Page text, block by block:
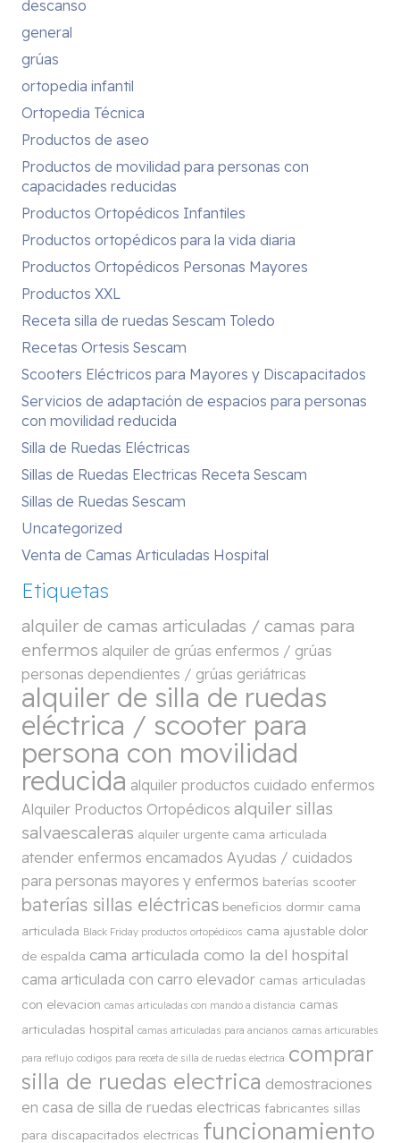
descanso
general
grúas
ortopedia infantil
Ortopedia Técnica
Productos de aseo
Productos de movilidad para personas con
capacidades reducidas
Productos Ortopédicos Infantiles
Productos ortopédicos para la vida diaria
Productos Ortopédicos Personas Mayores
Productos XXL
Receta silla de ruedas Sescam Toledo
Recetas Ortesis Sescam
Scooters Eléctricos para Mayores y Discapacitados
Servicios de adaptación de espacios para personas
con movilidad reducida
Silla de Ruedas Eléctricas
Sillas de Ruedas Electricas Receta Sescam
Sillas de Ruedas Sescam
Uncategorized
Venta de Camas Articuladas Hospital
Etiquetas
alquiler de camas articuladas / camas para
enfermos alquiler de grúas enfermos / grúas
personas dependientes / grúas geriátricas
alquiler de silla de ruedas
eléctrica / scooter para
persona con movilidad
reducida alquiler productos cuidado enfermos
Alquiler Productos Ortopédicos alquiler sillas
salvaescaleras alquiler urgente cama articulada
atender enfermos encamados Ayudas / cuidados
para personas mayores y enfermos baterías scooter
baterías sillas eléctricas beneficios dormir cama
articulada Black Friday productos ortopédicos cama ajustable dolor
de espalda cama articulada como la del hospital
cama articulada con carro elevador camas articuladas
con elevacion camas articuladas con mando a distancia camas
articuladas hospital camas articuladas para ancianos camas articurables
para reflujo codigos para receta de silla de ruedas electrica comprar
silla de ruedas electrica demostraciones
en casa de silla de ruedas electricas fabricantes sillas
para discapacitados electricas funcionamiento